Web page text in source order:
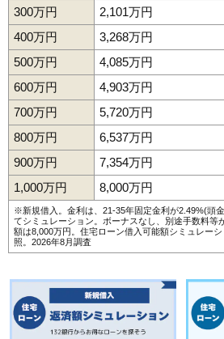
300万円
2,101万円
400万円
3,268万円
500万円
4,085万円
600万円
4,903万円
700万円
5,720万円
800万円
6,537万円
900万円
7,354万円
1,000万円
8,000万円
※新規借入。金利は、21-35年固定金利が2.49%(頭
てシミュレーション。ボーナスなし、別途手数料等
額は8,000万円。 住宅ローン借入可能額シミュレーシ
照。2026年8月調査